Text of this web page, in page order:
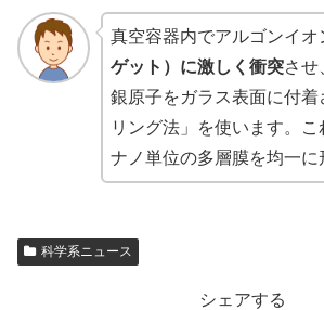
真空容器内でアルゴンイオ
ゲット）に激しく衝突させ
銀原子をガラス表面に付着
リング法」を使います。こ
ナノ単位の多層膜を均一に
科学系ニュース
シェアする